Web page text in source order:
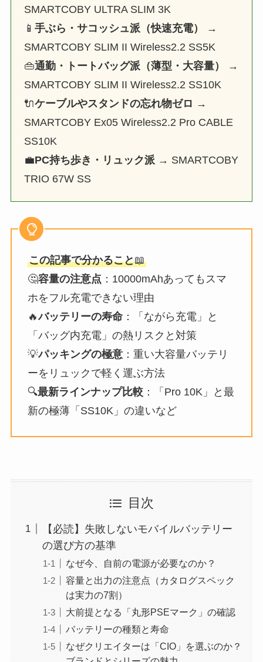
SMARTCOBY ULTRA SLIM 3K
📱手ぶら・サコッシュ派（快速充電）
→
SMARTCOBY SLIM II Wireless2.2 SS5K
👜通勤・トートバッグ派（薄型・大容量）
→
SMARTCOBY SLIM II Wireless2.2 SS10K
🔌ケーブルやスタンドの忘れ物ゼロ →
SMARTCOBY Ex05 Wireless2.2 Pro CABLE
SS10K
💼PC持ち歩き・リュック派 → SMARTCOBY
TRIO 67W SS
この記事で分かること📖
🤔容量の注意点 ：10000mAhあってもスマ
ホをフル充電できない理由
🔥バッテリーの寿命：「ながら充電」と
「バッグ内充電」の熱リスクと対策
💡パッキングの極意：重い大容量バッテリ
ーをリュックで軽く運ぶ方法
🔍最新ラインナップ比較：「Pro 10K」と最
新の極薄「SS10K」の違いなど
目次
【必読】失敗しないモバイルバッテリー
の選び方の基準
なぜ今、自前の電源が必要なのか？
容量と出力の注意点（カタログスペック
は実力の7割）
大前提となる「丸形PSEマーク」の確認
バッテリーの種類と寿命
なぜクリエイターは「CIO」を選ぶのか？